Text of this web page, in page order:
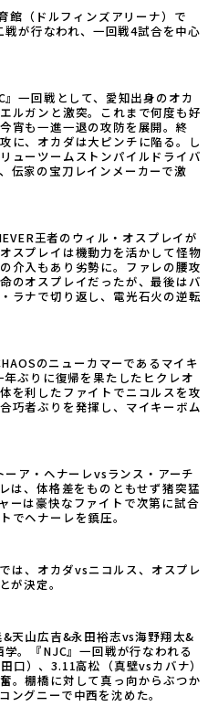
館（ドルフィンズアリーナ）で
戦が行なわれ、一回戦4試合を中心
一回戦として、愛知出身のオカ
ルガンと激突。これまで何度も好
宵も一進一退の攻防を展開。終
に、オカダは大ピンチに陥る。し
ューツームストンパイルドライバ
伝家の宝刀レインメーカーで激
王者のウィル・オスプレイが
スプレイは機動力を活かして怪物
介入もあり劣勢に。ファレの腰攻
のオスプレイだったが、最後はバ
ラナで切り返し、電光石火の逆転
のニューカマーであるマイキ
ぶりに復帰を果たしたヒクレオ
を利したファイトでニコルスを攻
巧者ぶりを発揮し、マイキーボム
ア・ヘナーレvsランス・アーチ
は、体格差をものともせず猪突猛
ーは豪快なファイトで次第に試合
でヘナーレを鎮圧。
は、オカダvsニコルス、オスプレ
が決定。
天山広吉&永田裕志vs海野翔太&
。『NJC』一回戦が行なわれる
口）、3.11高松（真壁vsカバナ）
。棚橋に対して真っ向からぶつか
ングニーで中西を沈めた。